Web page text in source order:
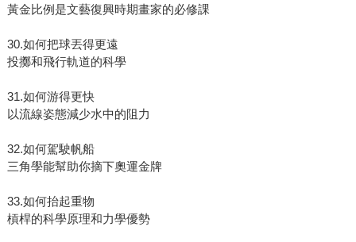
黃金比例是文藝復興時期畫家的必修課
30.如何把球丟得更遠
投擲和飛行軌道的科學
31.如何游得更快
以流線姿態減少水中的阻力
32.如何駕駛帆船
三角學能幫助你摘下奧運金牌
33.如何抬起重物
槓桿的科學原理和力學優勢